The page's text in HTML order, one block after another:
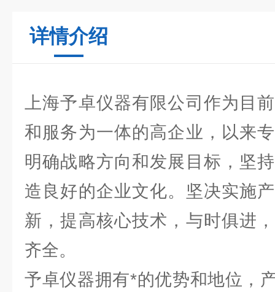
详情介绍
上海予卓仪器有限公司作为目
和服务为一体的高企业，以来
明确战略方向和发展目标，坚
造良好的企业文化。坚决实施
新，提高核心技术，与时俱进
齐全。
予卓仪器拥有*的优势和地位，